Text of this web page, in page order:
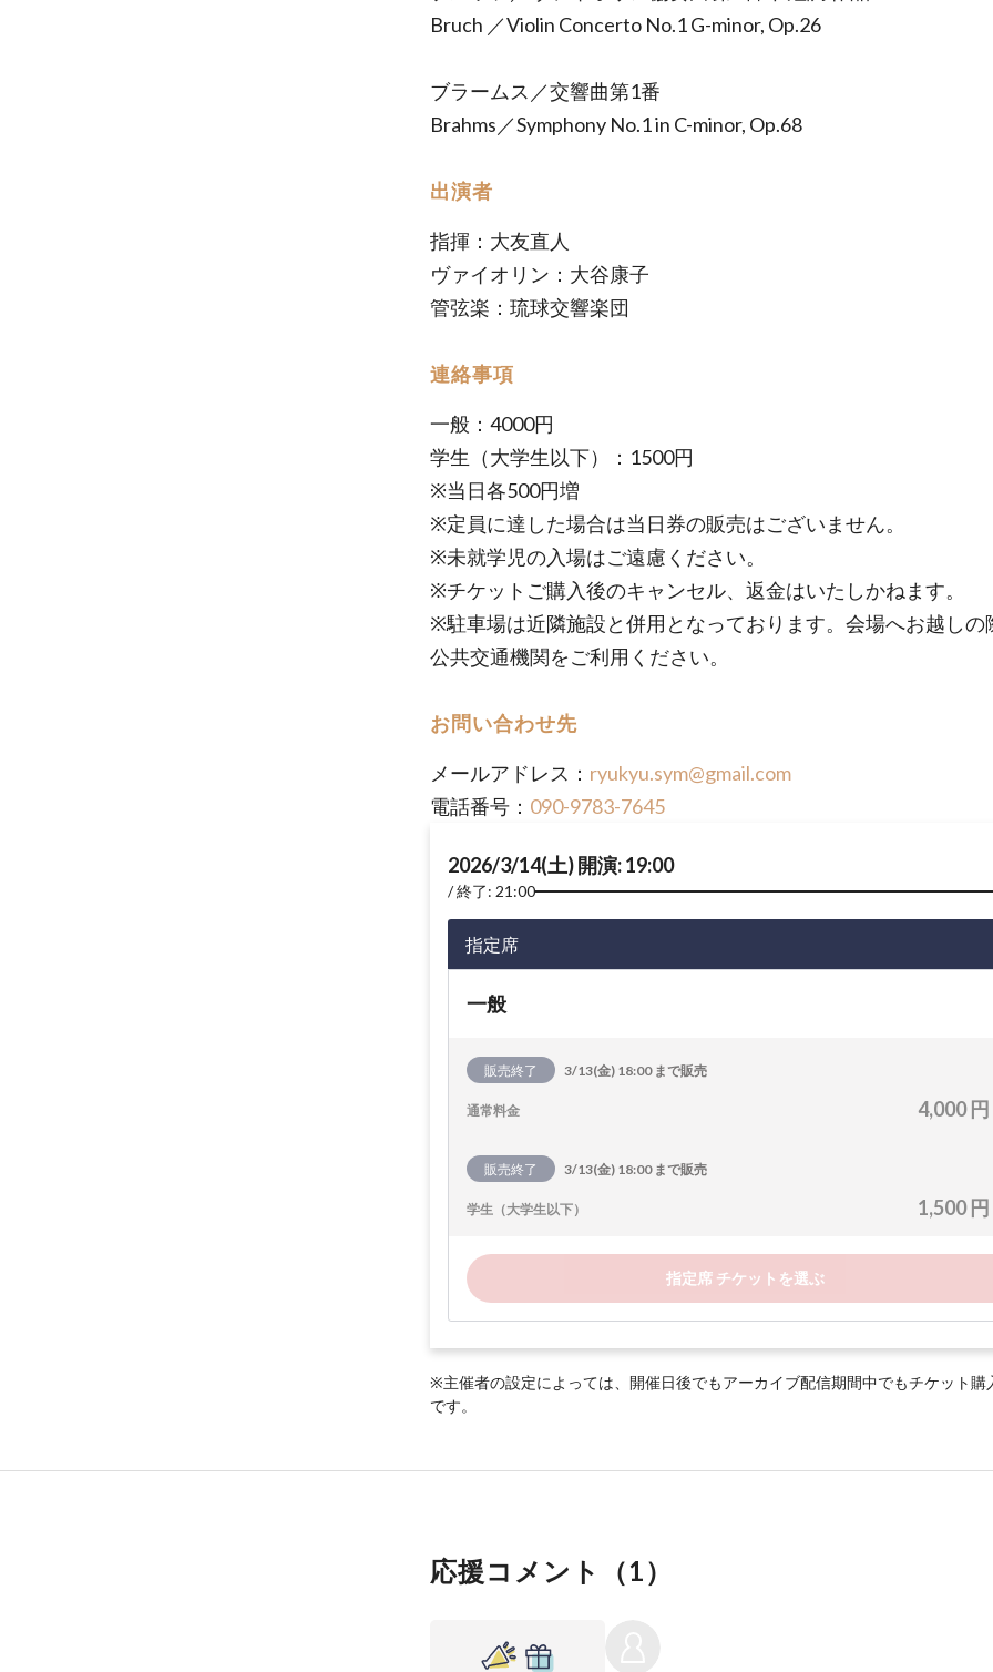
Bruch ／Violin Concerto No.1 G-minor, Op.26
ブラームス／交響曲第1番
Brahms／Symphony No.1 in C-minor, Op.68
出演者
指揮：大友直人
ヴァイオリン：大谷康子
管弦楽：琉球交響楽団
連絡事項
一般：4000円
学生（大学生以下）：1500円
※当日各500円増
※定員に達した場合は当日券の販売はございません。
※未就学児の入場はご遠慮ください。
※チケットご購入後のキャンセル、返金はいたしかねます。
※駐車場は近隣施設と併用となっております。会場へお越しの
公共交通機関をご利用ください。
お問い合わせ先
メールアドレス： ryukyu.sym@gmail.com
電話番号： 090-9783-7645
2026/3/14(土) 開演: 19:00
終了: 21:00
指定席
一般
販売終了 3/13(金) 18:00 まで販売
通常料金 4,000 円
販売終了 3/13(金) 18:00 まで販売
学生（大学生以下） 1,500 円
指定席 チケットを選ぶ
※主催者の設定によっては、開催日後でもアーカイブ配信期間中でもチケット購
です。
応援コメント（1）